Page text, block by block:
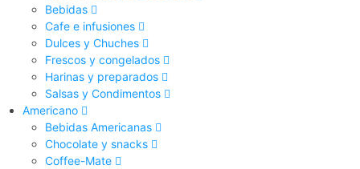
Bebidas
Cafe e infusiones
Dulces y Chuches
Frescos y congelados
Harinas y preparados
Salsas y Condimentos
Americano
Bebidas Americanas
Chocolate y snacks
Coffee-Mate